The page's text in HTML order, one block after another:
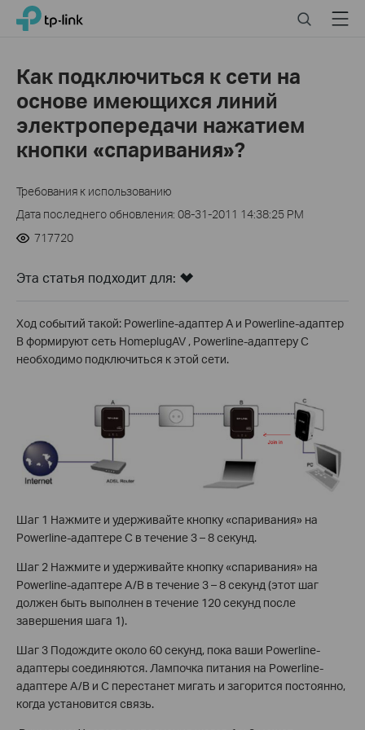
Click
navigation
TP-Link, Reliably Smart SearchMenu
Как подключиться к сети на
основе имеющихся линий
электропередачи нажатием
кнопки «спаривания»?
Требования к использованию
Дата последнего обновления: 08-31-2011 14:38:25 PM
717720
Эта статья подходит для:
Ход событий такой: Powerline-адаптер А и Powerline-адаптер
B формируют сеть HomeplugAV , Powerline-адаптеру С
необходимо подключиться к этой сети.
Шаг 1 Нажмите и удерживайте кнопку «спаривания» на
Powerline-адаптере С в течение 3 – 8 секунд.
Шаг 2 Нажмите и удерживайте кнопку «спаривания» на
Powerline-адаптере А/В в течение 3 – 8 секунд (этот шаг
должен быть выполнен в течение 120 секунд после
завершения шага 1).
Шаг 3 Подождите около 60 секунд, пока ваши Powerline-
адаптеры соединяются. Лампочка питания на Powerline-
адаптере А/В и С перестанет мигать и загорится постоянно,
когда установится связь.